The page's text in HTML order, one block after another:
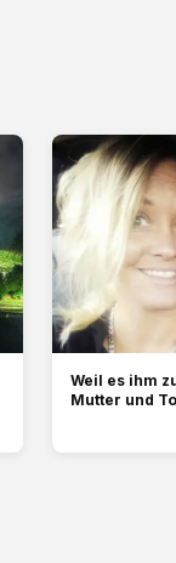
Weil es ihm
Mutter und